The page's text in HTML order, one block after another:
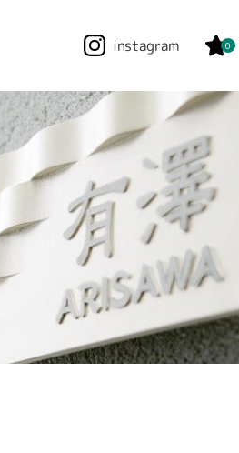
instagram 0